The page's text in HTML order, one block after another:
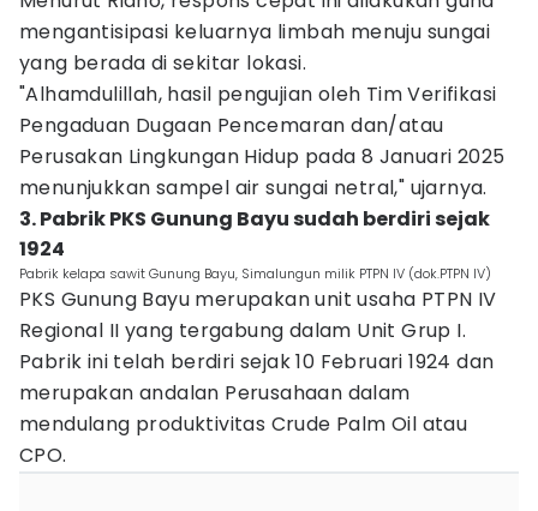
mengantisipasi keluarnya limbah menuju sungai
yang berada di sekitar lokasi.
"Alhamdulillah, hasil pengujian oleh Tim Verifikasi
Pengaduan Dugaan Pencemaran dan/atau
Perusakan Lingkungan Hidup pada 8 Januari 2025
menunjukkan sampel air sungai netral," ujarnya.
3. Pabrik PKS Gunung Bayu sudah berdiri sejak
1924
Pabrik kelapa sawit Gunung Bayu, Simalungun milik PTPN IV (dok.PTPN IV)
PKS Gunung Bayu merupakan unit usaha PTPN IV
Regional II yang tergabung dalam Unit Grup I.
Pabrik ini telah berdiri sejak 10 Februari 1924 dan
merupakan andalan Perusahaan dalam
mendulang produktivitas Crude Palm Oil atau
CPO.